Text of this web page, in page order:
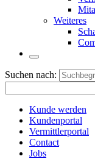
Weiteres
Suchen nach:
Kunde werden
Kundenportal
Vermittlerportal
Contact
Jobs